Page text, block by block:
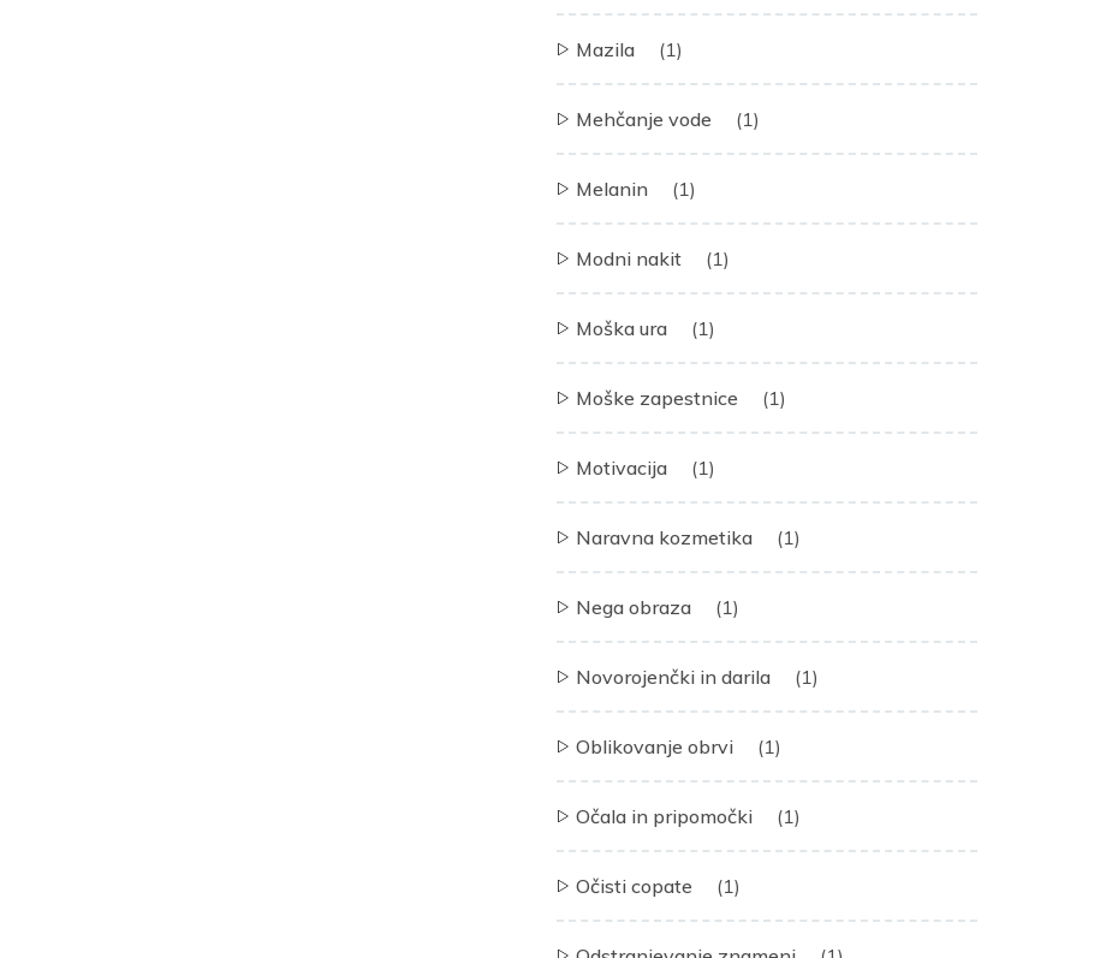
Mazila (1)
Mehčanje vode (1)
Melanin (1)
Modni nakit (1)
Moška ura (1)
Moške zapestnice (1)
Motivacija (1)
Naravna kozmetika (1)
Nega obraza (1)
Novorojenčki in darila (1)
Oblikovanje obrvi (1)
Očala in pripomočki (1)
Očisti copate (1)